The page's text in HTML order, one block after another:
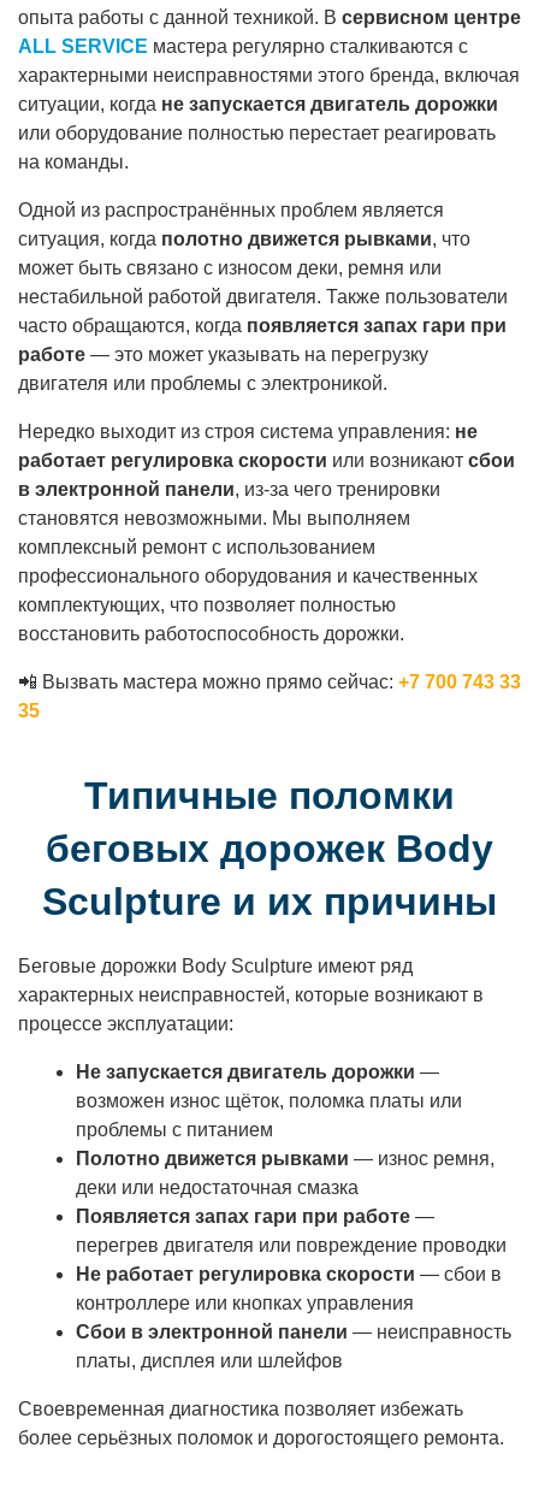
опыта работы с данной техникой. В сервисном центре
ALL SERVICE мастера регулярно сталкиваются с
характерными неисправностями этого бренда, включая
ситуации, когда не запускается двигатель дорожки
или оборудование полностью перестает реагировать
на команды.
Одной из распространённых проблем является
ситуация, когда полотно движется рывками, что
может быть связано с износом деки, ремня или
нестабильной работой двигателя. Также пользователи
часто обращаются, когда появляется запах гари при
работе — это может указывать на перегрузку
двигателя или проблемы с электроникой.
Нередко выходит из строя система управления: не
работает регулировка скорости или возникают сбои
в электронной панели, из-за чего тренировки
становятся невозможными. Мы выполняем
комплексный ремонт с использованием
профессионального оборудования и качественных
комплектующих, что позволяет полностью
восстановить работоспособность дорожки.
📲 Вызвать мастера можно прямо сейчас: +7 700 743 33
35
Типичные поломки
беговых дорожек Body
Sculpture и их причины
Беговые дорожки Body Sculpture имеют ряд
характерных неисправностей, которые возникают в
процессе эксплуатации:
Не запускается двигатель дорожки —
возможен износ щёток, поломка платы или
проблемы с питанием
Полотно движется рывками — износ ремня,
деки или недостаточная смазка
Появляется запах гари при работе —
перегрев двигателя или повреждение проводки
Не работает регулировка скорости — сбои в
контроллере или кнопках управления
Сбои в электронной панели — неисправность
платы, дисплея или шлейфов
Своевременная диагностика позволяет избежать
более серьёзных поломок и дорогостоящего ремонта.